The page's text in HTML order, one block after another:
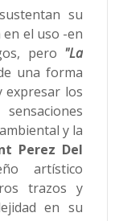
su
el uso -en
pero "La
una forma
expresar los
y la
Perez Del
artístico
trazos y
en su